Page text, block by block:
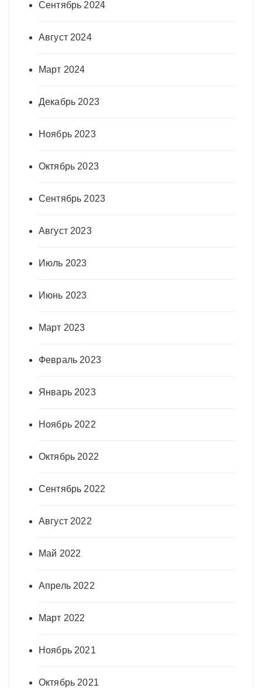
Сентябрь 2024
Август 2024
Март 2024
Декабрь 2023
Ноябрь 2023
Октябрь 2023
Сентябрь 2023
Август 2023
Июль 2023
Июнь 2023
Март 2023
Февраль 2023
Январь 2023
Ноябрь 2022
Октябрь 2022
Сентябрь 2022
Август 2022
Май 2022
Апрель 2022
Март 2022
Ноябрь 2021
Октябрь 2021